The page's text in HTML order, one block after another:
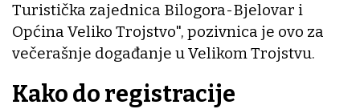
Turistička zajednica Bilogora-Bjelovar i
Općina Veliko Trojstvo", pozivnica je ovo za
večerašnje događanje u Velikom Trojstvu.
Kako do registracije